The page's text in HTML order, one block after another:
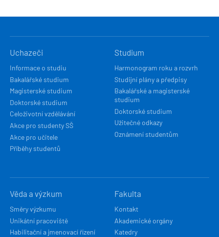
NAVIGACE
Uchazeči
Informace o studiu
Bakalářské studium
Magisterské studium
Doktorské studium
Celoživotní vzdělávání
Akce pro studenty SŠ
Akce pro učitele
Příběhy studentů
Studium
Harmonogram roku a rozvrh
Studijní plány a předpisy
Bakalářské a magisterské
studium
Doktorské studium
Užitečné odkazy
Oznámení studentům
Věda a výzkum
Směry výzkumu
Unikátní pracoviště
Habilitační a jmenovací řízení
Fakulta
Kontakt
Akademické orgány
Katedry